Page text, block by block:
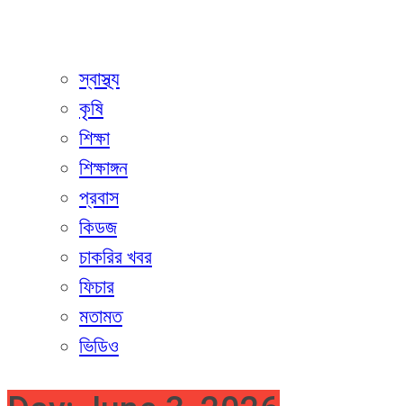
স্বাস্থ্য
কৃষি
শিক্ষা
শিক্ষাঙ্গন
প্রবাস
কিডজ
চাকরির খবর
ফিচার
মতামত
ভিডিও